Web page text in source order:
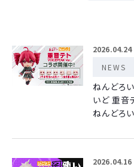
2026.04.24
NEWS
ねんどろ
いど 重音
ねんどろ
2026.04.16